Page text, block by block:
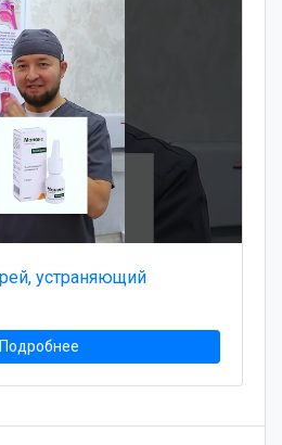
устраняющий
Подробнее